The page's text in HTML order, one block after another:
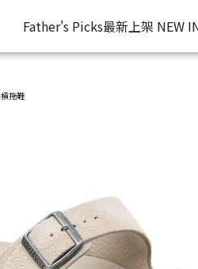
Father's Picks最新上架 NEW
拖鞋